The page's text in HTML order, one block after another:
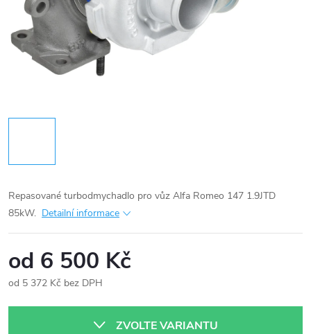
Repasované turbodmychadlo pro vůz Alfa Romeo 147 1.9JTD
85kW. Detailní informace
od 6 500 Kč
od 5 372 Kč bez DPH
ZVOLTE VARIANTU